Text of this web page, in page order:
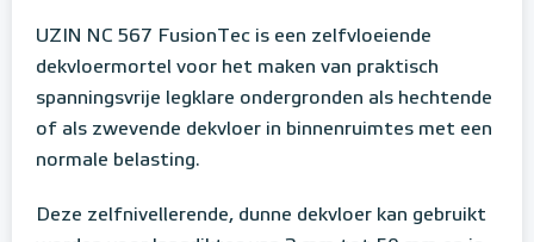
UZIN NC 567 FusionTec is een zelfvloeiende
dekvloermortel voor het maken van praktisch
spanningsvrije legklare ondergronden als hechtende
of als zwevende dekvloer in binnenruimtes met een
normale belasting.
Deze zelfnivellerende, dunne dekvloer kan gebruikt